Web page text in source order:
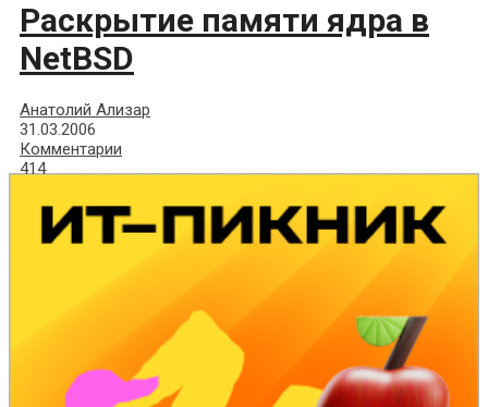
Раскрытие памяти ядра в
NetBSD
Анатолий Ализар
31.03.2006
Комментарии
414